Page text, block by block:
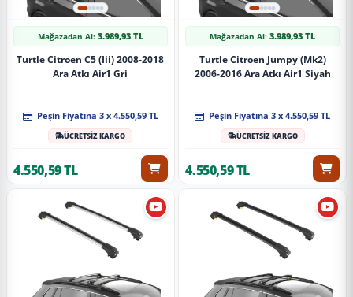
Mağazadan Al: 3.989,93 TL
Turtle Citroen C5 (Iii) 2008-2018
Ara Atkı Air1 Gri
Peşin Fiyatına 3 x 4.550,59 TL
ÜCRETSİZ KARGO
4.550,59 TL
Mağazadan Al:3.989,93 TL
Turtle Citroen Jumpy (Mk2)
2006-2016 Ara Atkı Air1 Siyah
Peşin Fiyatına 3 x 4.550,59 TL
ÜCRETSİZ KARGO
4.550,59 TL